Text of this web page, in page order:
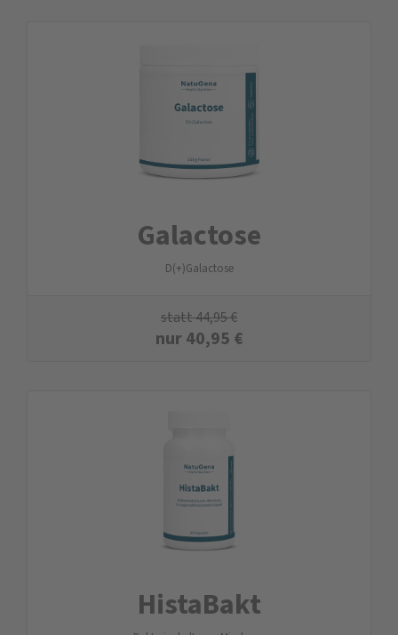
Galactose
D(+)Galactose
statt44,95€
nur40,95 €
HistaBakt